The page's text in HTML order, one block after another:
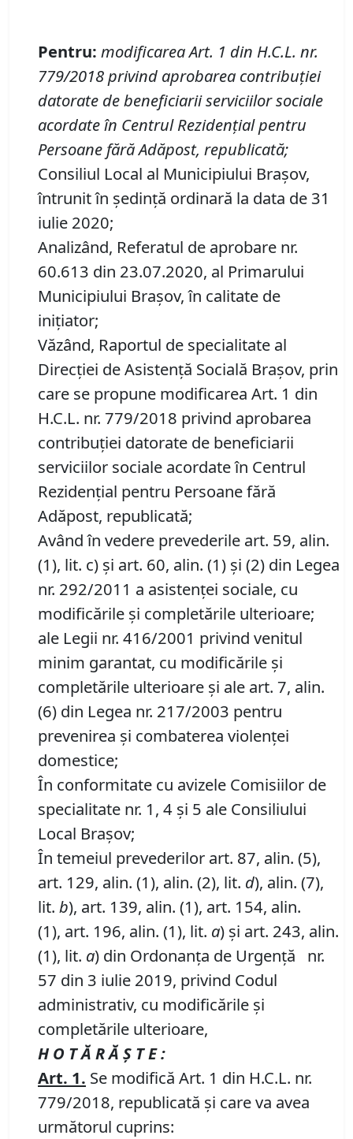
Pentru: modificarea Art. 1 din H.C.L. nr.
779/2018privind aprobarea contribuţiei
datorate de beneficiarii serviciilor sociale
acordate în Centrul Rezidenţial pentru
Persoane fără Adăpost, republicată;
Consiliul Local al Municipiului Brașov,
întrunit în ședință ordinară la data de 31
iulie 2020;
Analizând, Referatul de aprobare nr.
60.613 din 23.07.2020, al Primarului
Municipiului Braşov, în calitate de
inițiator;
Văzând, Raportul de specialitate al
Direcției de Asistență Socială Brașov, prin
care se propune modificarea Art. 1 din
H.C.L. nr. 779/2018 privind aprobarea
contribuţiei datorate de beneficiarii
serviciilor sociale acordate în Centrul
Rezidenţial pentru Persoane fără
Adăpost, republicată;
Având în vedere prevederile art. 59, alin.
(1), lit. c) și art. 60, alin. (1) și (2) din Legea
nr. 292/2011 a asistenţei sociale, cu
modificările și completările ulterioare;
ale Legii nr. 416/2001 privind venitul
minim garantat, cu modificările și
completările ulterioare și ale art. 7, alin.
(6) din Legea nr. 217/2003 pentru
prevenirea şi combaterea violenţei
domestice;
În conformitate cu avizele Comisiilor de
specialitate nr. 1, 4 și 5 ale Consiliului
Local Brașov;
În temeiul prevederilor art. 87, alin. (5),
art. 129, alin. (1), alin. (2), lit. d), alin. (7),
lit. b), art. 139, alin. (1), art. 154, alin.
(1), art. 196, alin. (1), lit. a) și art. 243, alin.
(1), lit. a) din Ordonanța de Urgență nr.
57 din 3 iulie 2019, privind Codul
administrativ, cu modificările și
completările ulterioare,
H O T Ă R Ă Ş T E :
Art. 1. Se modifică Art. 1 din H.C.L. nr.
779/2018, republicată și care va avea
următorul cuprins: